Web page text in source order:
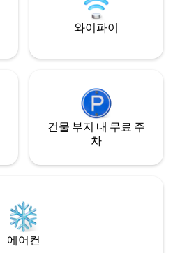
와이파이
건물 부지 내 무료 주
차
에어컨